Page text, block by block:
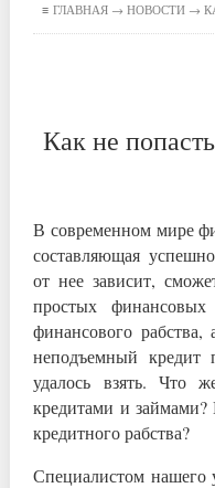
≡ГЛАВНАЯ →НОВОСТИ →
Как не
В современном мире
составляющая
от нее зависит,
простых
финансового
неподъемный
удалось взять. Что
кредитами и займами?
кредитного рабства?
Специалистом нашего